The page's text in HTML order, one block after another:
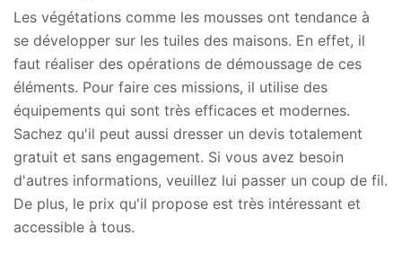
Les végétations comme les mousses ont tendance à
se développer sur les tuiles des maisons. En effet, il
faut réaliser des opérations de démoussage de ces
éléments. Pour faire ces missions, il utilise des
équipements qui sont très efficaces et modernes.
Sachez qu'il peut aussi dresser un devis totalement
gratuit et sans engagement. Si vous avez besoin
d'autres informations, veuillez lui passer un coup de fil.
De plus, le prix qu'il propose est très intéressant et
accessible à tous.